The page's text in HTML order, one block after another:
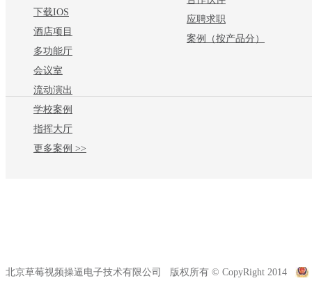
下载IOS
酒店项目
多功能厅
会议室
流动演出
学校案例
指挥大厅
更多案例 >>
应聘求职
案例（按产品分）
北京草莓视频操逼电子技术有限公司 版权所有 © CopyRight 2014